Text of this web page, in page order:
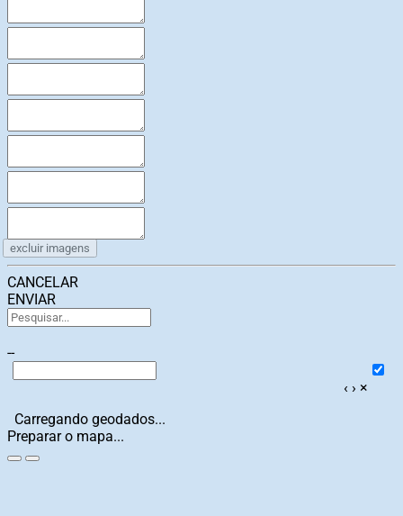
excluir imagens
CANCELAR
ENVIAR
--
‹ › ×
Carregando geodados...
Preparar o mapa...